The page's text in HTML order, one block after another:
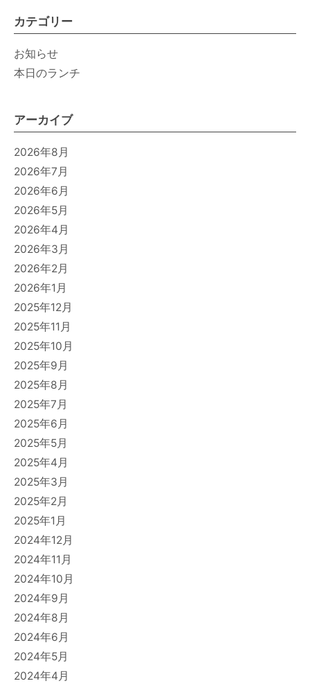
カテゴリー
お知らせ
本日のランチ
アーカイブ
2026年8月
2026年7月
2026年6月
2026年5月
2026年4月
2026年3月
2026年2月
2026年1月
2025年12月
2025年11月
2025年10月
2025年9月
2025年8月
2025年7月
2025年6月
2025年5月
2025年4月
2025年3月
2025年2月
2025年1月
2024年12月
2024年11月
2024年10月
2024年9月
2024年8月
2024年6月
2024年5月
2024年4月